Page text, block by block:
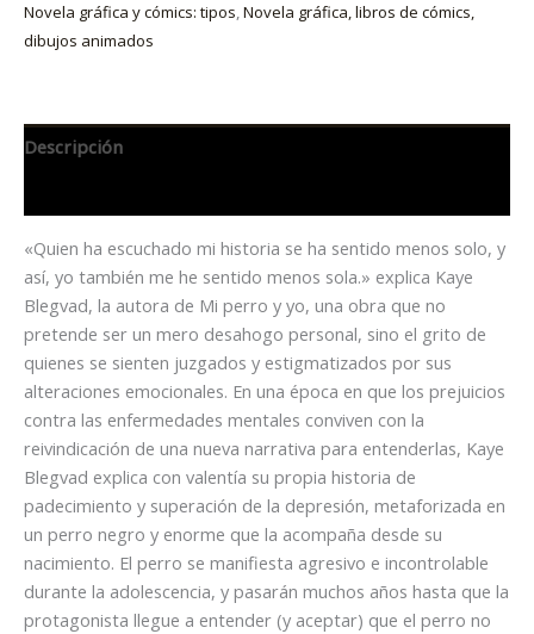
Novela gráfica y cómics: tipos,Novela gráfica, libros de cómics,
dibujos animados
Descripción
«Quien ha escuchado mi historia se ha sentido menos solo, y
así, yo también me he sentido menos sola.» explica Kaye
Blegvad, la autora de Mi perro y yo, una obra que no
pretende ser un mero desahogo personal, sino el grito de
quienes se sienten juzgados y estigmatizados por sus
alteraciones emocionales. En una época en que los prejuicios
contra las enfermedades mentales conviven con la
reivindicación de una nueva narrativa para entenderlas, Kaye
Blegvad explica con valentía su propia historia de
padecimiento y superación de la depresión, metaforizada en
un perro negro y enorme que la acompaña desde su
nacimiento. El perro se manifiesta agresivo e incontrolable
durante la adolescencia, y pasarán muchos años hasta que la
protagonista llegue a entender (y aceptar) que el perro no